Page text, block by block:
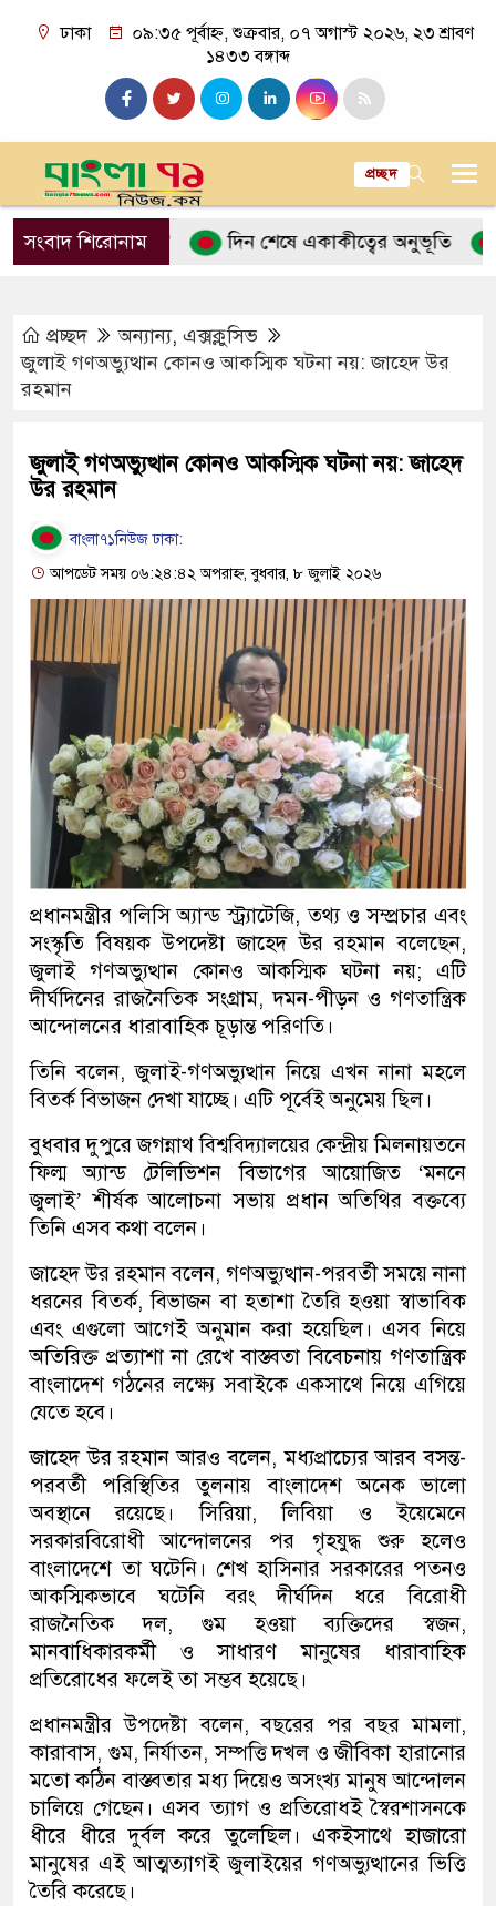
ঢাকা
০৯:৩৫ পূর্বাহ্ন, শুক্রবার, ০৭ অগাস্ট ২০২৬, ২৩ শ্রাবণ
১৪৩৩ বঙ্গাব্দ
প্রচ্ছদ
সংবাদ শিরোনাম
ব্যাখ্যা কী? দিন শেষে একাকীত্বের অনুভূতি
প্রচ্ছদ অন্যান্য, এক্সক্লুসিভ
জুলাই গণঅভ্যুত্থান কোনও আকস্মিক ঘটনা নয়: জাহেদ উর
রহমান
জুলাই গণঅভ্যুত্থান কোনও আকস্মিক ঘটনা নয়: জাহেদ
উর রহমান
বাংলা৭১নিউজ ঢাকা:
আপডেট সময় ০৬:২৪:৪২ অপরাহ্ন, বুধবার, ৮ জুলাই ২০২৬
‎‎প্রধানমন্ত্রীর পলিসি অ্যান্ড স্ট্র্যাটেজি, তথ্য ও সম্প্রচার এবং
সংস্কৃতি বিষয়ক উপদেষ্টা জাহেদ উর রহমান বলেছেন,
জুলাই গণঅভ্যুত্থান কোনও আকস্মিক ঘটনা নয়; এটি
দীর্ঘদিনের রাজনৈতিক সংগ্রাম, দমন-পীড়ন ও গণতান্ত্রিক
আন্দোলনের ধারাবাহিক চূড়ান্ত পরিণতি।
তিনি বলেন, জুলাই-গণঅভ্যুত্থান নিয়ে এখন নানা মহলে
বিতর্ক বিভাজন দেখা যাচ্ছে। এটি পূর্বেই অনুমেয় ছিল।
বুধবার দুপুরে জগন্নাথ বিশ্ববিদ্যালয়ের কেন্দ্রীয় মিলনায়তনে
ফিল্ম অ্যান্ড টেলিভিশন বিভাগের আয়োজিত ‘মননে
জুলাই’ শীর্ষক আলোচনা সভায় প্রধান অতিথির বক্তব্যে
তিনি এসব কথা বলেন।
জাহেদ উর রহমান বলেন, গণঅভ্যুত্থান-পরবর্তী সময়ে নানা
ধরনের বিতর্ক, বিভাজন বা হতাশা তৈরি হওয়া স্বাভাবিক
এবং এগুলো আগেই অনুমান করা হয়েছিল। এসব নিয়ে
অতিরিক্ত প্রত্যাশা না রেখে বাস্তবতা বিবেচনায় গণতান্ত্রিক
বাংলাদেশ গঠনের লক্ষ্যে সবাইকে একসাথে নিয়ে এগিয়ে
যেতে হবে।
জাহেদ উর রহমান আরও বলেন, মধ্যপ্রাচ্যের আরব বসন্ত-
পরবর্তী পরিস্থিতির তুলনায় বাংলাদেশ অনেক ভালো
অবস্থানে রয়েছে। সিরিয়া, লিবিয়া ও ইয়েমেনে
সরকারবিরোধী আন্দোলনের পর গৃহযুদ্ধ শুরু হলেও
বাংলাদেশে তা ঘটেনি। শেখ হাসিনার সরকারের পতনও
আকস্মিকভাবে ঘটেনি বরং দীর্ঘদিন ধরে বিরোধী
রাজনৈতিক দল, গুম হওয়া ব্যক্তিদের স্বজন,
মানবাধিকারকর্মী ও সাধারণ মানুষের ধারাবাহিক
প্রতিরোধের ফলেই তা সম্ভব হয়েছে।
প্রধানমন্ত্রীর উপদেষ্টা বলেন, বছরের পর বছর মামলা,
কারাবাস, গুম, নির্যাতন, সম্পত্তি দখল ও জীবিকা হারানোর
মতো কঠিন বাস্তবতার মধ্য দিয়েও অসংখ্য মানুষ আন্দোলন
চালিয়ে গেছেন। এসব ত্যাগ ও প্রতিরোধই স্বৈরশাসনকে
ধীরে ধীরে দুর্বল করে তুলেছিল। একইসাথে হাজারো
মানুষের এই আত্মত্যাগই জুলাইয়ের গণঅভ্যুত্থানের ভিত্তি
তৈরি করেছে।